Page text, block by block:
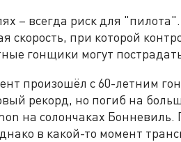
– всегда риск для
скорость, при которой
гонщики могут
произошёл с 60-летним
рекорд, но погиб на
на солончаках Бонневиль.
в какой-то момент